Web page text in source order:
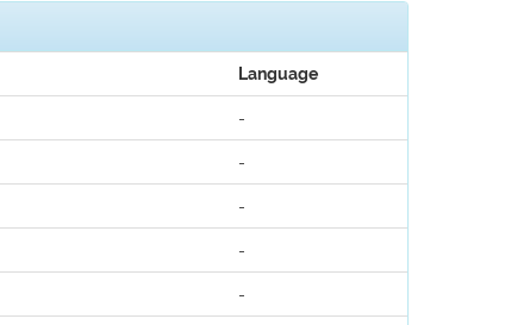
Language
-
-
-
-
-